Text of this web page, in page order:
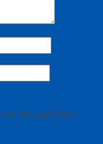
for the next time I